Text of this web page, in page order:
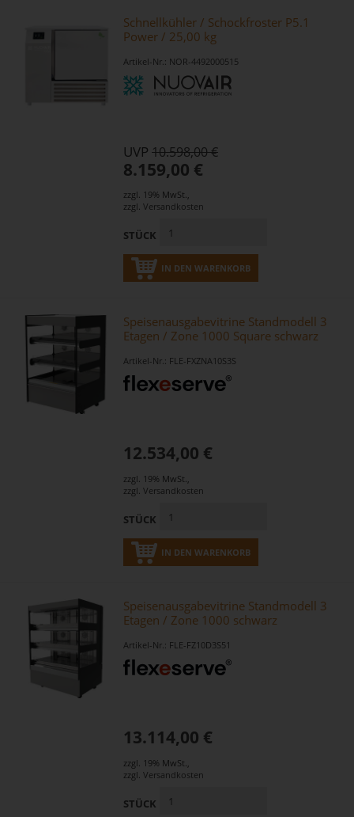
Schnellkühler / Schockfroster P5.1
Power / 25,00 kg
Artikel-Nr.: NOR-4492000515
UVP10.598,00 €
8.159,00 €
zzgl. 19% MwSt.,
zzgl.Versandkosten
STÜCK
IN DEN WARENKORB
Speisenausgabevitrine Standmodell 3
Etagen / Zone 1000 Square schwarz
Artikel-Nr.: FLE-FXZNA10S3S
12.534,00 €
zzgl. 19% MwSt.,
zzgl.Versandkosten
STÜCK
IN DEN WARENKORB
Speisenausgabevitrine Standmodell 3
Etagen / Zone 1000 schwarz
Artikel-Nr.: FLE-FZ10D3S51
13.114,00 €
zzgl. 19% MwSt.,
zzgl.Versandkosten
STÜCK